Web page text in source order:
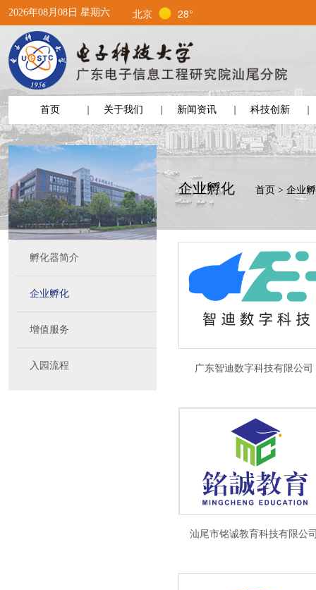
2026年08月08日 星期六 北京 28°
首页 关于我们 新闻资讯 科技创新
孵化器简介
企业孵化
增值服务
入园流程
企业孵化 首页 > 企业
广东智迪数字科技有限公司
汕尾市铭诚教育科技有限公